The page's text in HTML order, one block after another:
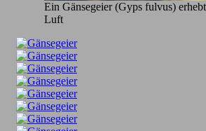
Ein Gänsegeier (Gyps fulvus)
Luft